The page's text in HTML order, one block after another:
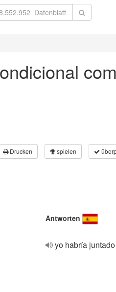
Drucken spielen
Antworten
yo habría juntado